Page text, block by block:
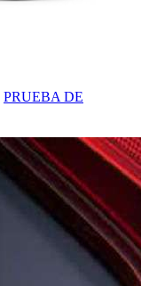
PRUEBA DE